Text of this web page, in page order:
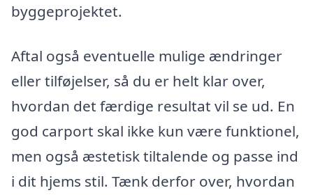
byggeprojektet.
Aftal også eventuelle mulige ændringer
eller tilføjelser, så du er helt klar over,
hvordan det færdige resultat vil se ud. En
god carport skal ikke kun være funktionel,
men også æstetisk tiltalende og passe ind
i dit hjems stil. Tænk derfor over, hvordan